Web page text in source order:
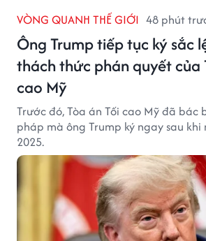
VÒNG QUANH THẾ GIỚI 48 phút
Ông Trump tiếp tục ký sắc
thách thức phán quyết của
cao Mỹ
Trước đó, Tòa án Tối cao Mỹ đã bác
pháp mà ông Trump ký ngay sau
2025.